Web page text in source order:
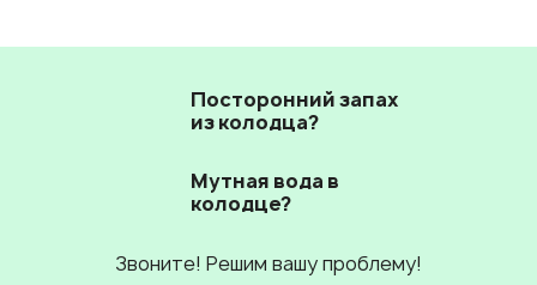
Посторонний запах
из колодца?
Мутная вода в
колодце?
Звоните! Решим вашу проблему!